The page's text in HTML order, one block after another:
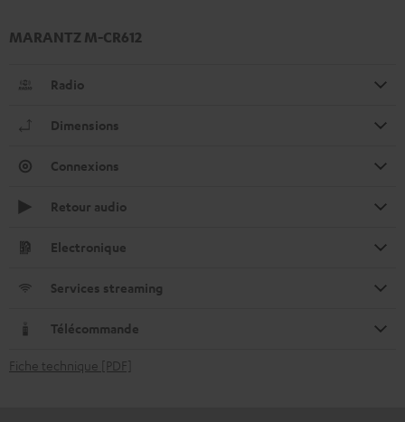
MARANTZ M-CR612
Radio
Dimensions
Connexions
Retour audio
Electronique
Services streaming
Télécommande
Fiche technique [PDF]